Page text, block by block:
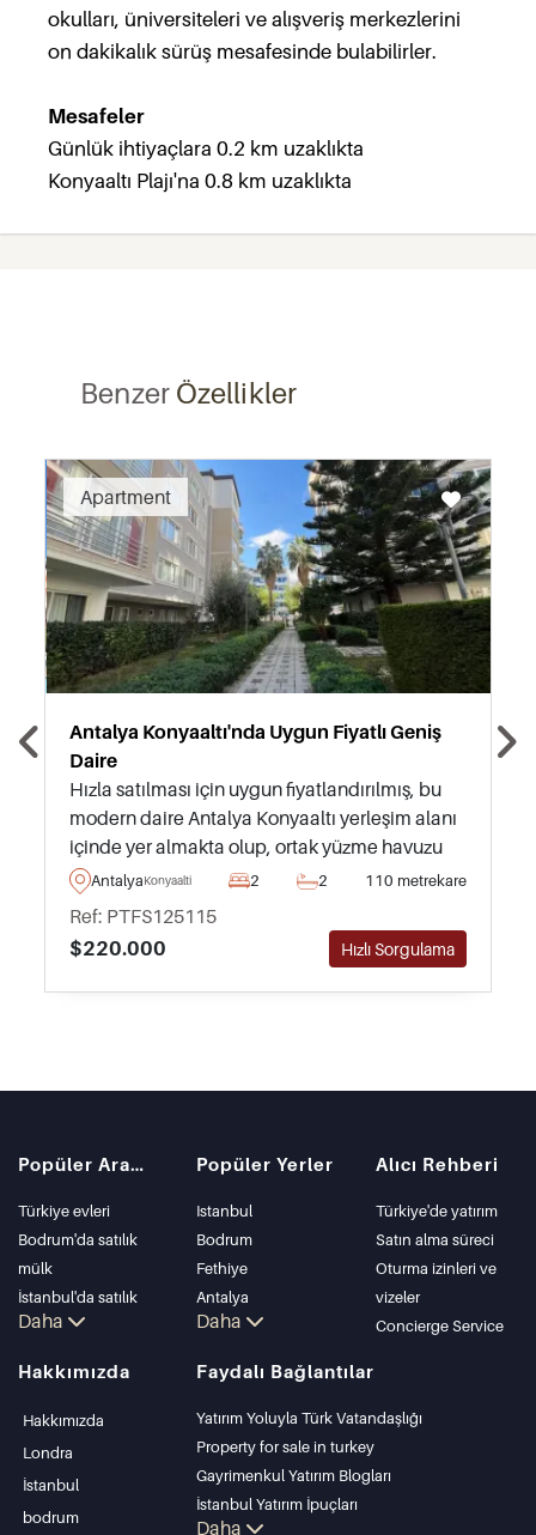
okulları, üniversiteleri ve alışveriş merkezlerini
on dakikalık sürüş mesafesinde bulabilirler.
Mesafeler
Günlük ihtiyaçlara 0.2 km uzaklıkta
Konyaaltı Plajı'na 0.8 km uzaklıkta
BenzerÖzellikler
Apartment
Recommended
Antalya Konyaaltı'nda Uygun Fiyatlı Geniş
Daire
Hızla satılması için uygun fiyatlandırılmış, bu
modern daire Antalya Konyaaltı yerleşim alanı
içinde yer almakta olup, ortak yüzme havuzu
ve yeşil peyzajlı bahçeleri olan mükemmel bir
sitede yer almaktadır.
AntalyaKonyaalti 2 2 110 metrekare
Ref: PTFS125115
$220.000
Hızlı Sorgulama
Popüler Aramalar
Türkiye evleri
Bodrum'da satılık
mülk
İstanbul'da satılık
daire
Bodrum Villası
Antalya'da satılık
Daha
Popüler Yerler
Istanbul
Bodrum
Fethiye
Antalya
Kalkan
Kas
Bursa
Gocek
Side
Kemer
Dalyan
Daha
Alıcı Rehberi
Türkiye'de yatırım
Satın alma süreci
Oturma izinleri ve
vizeler
Concierge Service
Hakkımızda
Hakkımızda
Londra
İstanbul
bodrum
Faydalı Bağlantılar
Yatırım Yoluyla Türk Vatandaşlığı
Property for sale in turkey
Gayrimenkul Yatırım Blogları
İstanbul Yatırım İpuçları
Daha